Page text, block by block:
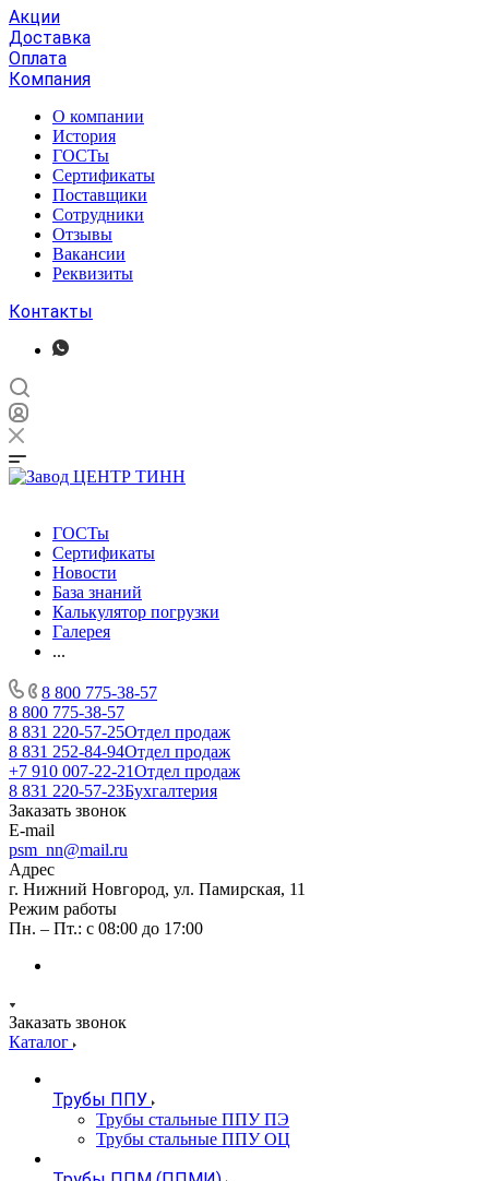
Акции
Доставка
Оплата
Компания
О компании
История
ГОСТы
Сертификаты
Поставщики
Сотрудники
Отзывы
Вакансии
Реквизиты
Контакты
ГОСТы
Сертификаты
Новости
База знаний
Калькулятор погрузки
Галерея
...
8 800 775-38-57
8 800 775-38-57
8 831 220-57-25Отдел продаж
8 831 252-84-94Отдел продаж
+7 910 007-22-21Отдел продаж
8 831 220-57-23Бухгалтерия
Заказать звонок
E-mail
psm_nn@mail.ru
Адрес
г. Нижний Новгород, ул. Памирская, 11
Режим работы
Пн. – Пт.: с 08:00 до 17:00
Заказать звонок
Каталог
Трубы ППУ
Трубы стальные ППУ ПЭ
Трубы стальные ППУ ОЦ